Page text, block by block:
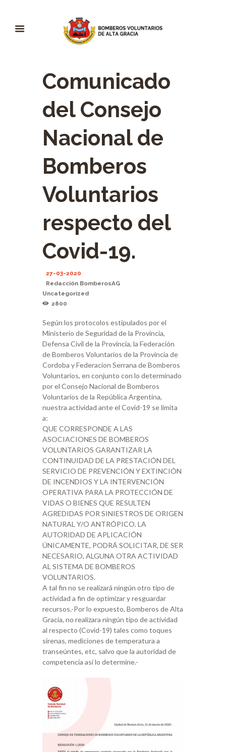
Comunicado
del Consejo
Nacional de
Bomberos
Voluntarios
respecto del
Covid-19.
27-03-2020
Redacción BomberosAG
Uncategorized
2800
Según los protocolos estipulados por el
Ministerio de Seguridad de la Provincia,
Defensa Civil de la Provincia, la Federación
de Bomberos Voluntarios de la Provincia de
Cordoba y Federacion Serrana de Bomberos
Voluntarios, en conjunto con lo determinado
por el Consejo Nacional de Bomberos
Voluntarios de la República Argentina,
nuestra actividad ante el Covid-19 se limita
a:
QUE CORRESPONDE A LAS
ASOCIACIONES DE BOMBEROS
VOLUNTARIOS GARANTIZAR LA
CONTINUIDAD DE LA PRESTACIÓN DEL
SERVICIO DE PREVENCIÓN Y EXTINCIÓN
DE INCENDIOS Y LA INTERVENCIÓN
OPERATIVA PARA LA PROTECCIÓN DE
VIDAS O BIENES QUE RESULTEN
AGREDIDAS POR SINIESTROS DE ORIGEN
NATURAL Y/O ANTRÓPICO. LA
AUTORIDAD DE APLICACIÓN
ÚNICAMENTE, PODRÁ SOLICITAR, DE SER
NECESARIO, ALGUNA OTRA ACTIVIDAD
AL SISTEMA DE BOMBEROS
VOLUNTARIOS.
A tal fin no se realizará ningún otro tipo de
actividad a fin de optimizar y resguardar
recursos.-Por lo expuesto, Bomberos de Alta
Gracia, no realizara ningún tipo de actividad
al respecto (Covid-19) tales como toques
sirenas, mediciones de temperatura a
transeúntes, etc, salvo que la autoridad de
competencia así lo determine.-